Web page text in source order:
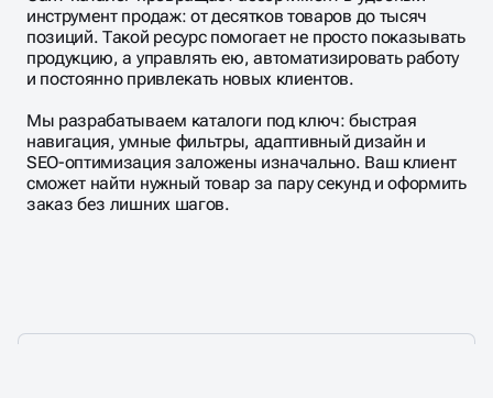
инструмент продаж: от десятков товаров до тысяч
позиций. Такой ресурс помогает не просто показывать
продукцию, а управлять ею, автоматизировать работу
и постоянно привлекать новых клиентов.
Мы разрабатываем каталоги под ключ: быстрая
навигация, умные фильтры, адаптивный дизайн и
SEO-оптимизация заложены изначально. Ваш клиент
сможет найти нужный товар за пару секунд и оформить
заказ без лишних шагов.